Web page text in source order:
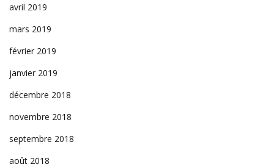
avril 2019
mars 2019
février 2019
janvier 2019
décembre 2018
novembre 2018
septembre 2018
août 2018